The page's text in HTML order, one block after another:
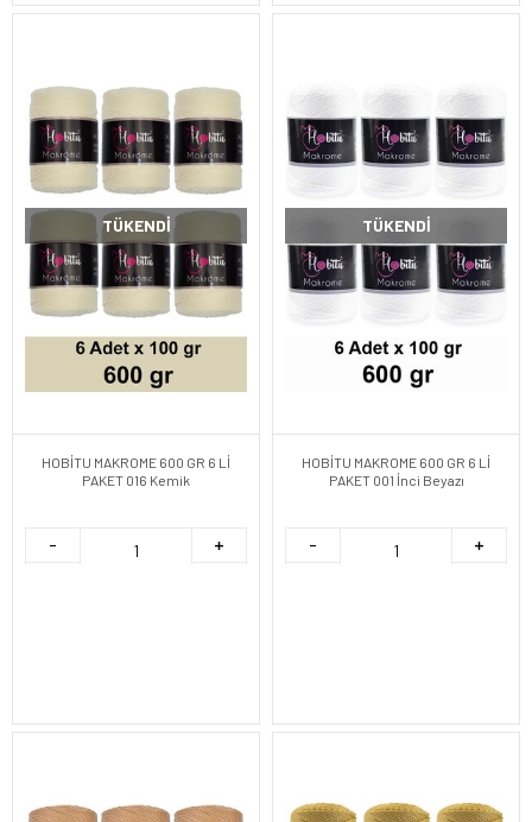
TÜKENDI
HOBİTU MAKROME 600 GR 6 Lİ
PAKET 016 Kemik
TÜKENDI
HOBİTU MAKROME 600 GR 6 Lİ
PAKET 001 İnci Beyazı